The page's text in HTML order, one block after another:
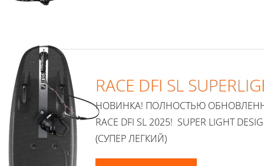
RACE DFI SL
НОВИНКА! ПОЛНОСТЬЮ
RACE DFI SL 2025! SUPER LIGHT
(СУПЕР ЛЕГКИЙ)